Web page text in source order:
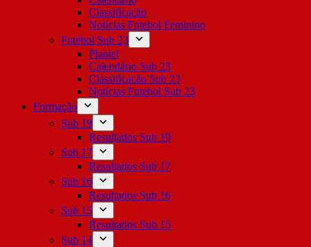
Classificação
Notícias Futebol Feminino
Futebol Sub 23
Plantel
Calendário Sub 23
Classificação Sub 23
Notícias Futebol Sub 23
Formação
Sub 19
Resultados Sub 19
Sub 17
Resultados Sub 17
Sub 16
Resultados Sub 16
Sub 15
Resultados Sub 15
Sub 14